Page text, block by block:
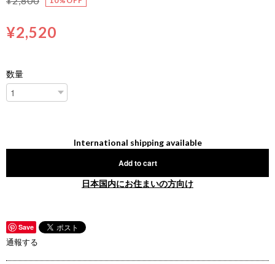
¥2,520
数量
International shipping available
Add to cart
日本国内にお住まいの方向け
Save
通報する